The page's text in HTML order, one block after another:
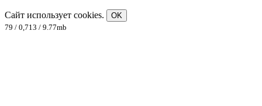
Сайт использует cookies.
OK
79 / 0,713 / 9.77mb